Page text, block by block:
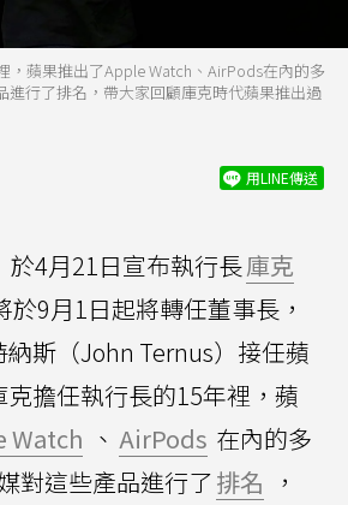
，蘋果推出了Apple Watch、AirPods在內的多
進行了排名，帶大家回顧庫克時代蘋果推出過
用LINE傳送
於4月21日宣布執行長庫克
於9月1日起將轉任董事長，
斯（John Ternus）接任蘋
擔任執行長的15年裡，蘋
Watch 、 AirPods 在內的多
對這些產品進行了排名 ，